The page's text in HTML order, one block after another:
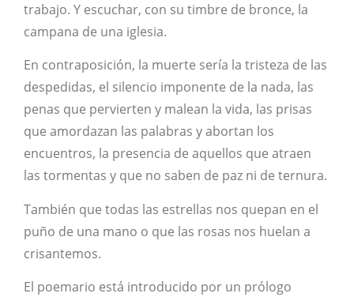
trabajo. Y escuchar, con su timbre de bronce, la
campana de una iglesia.
En contraposición, la muerte sería la tristeza de las
despedidas, el silencio imponente de la nada, las
penas que pervierten y malean la vida, las prisas
que amordazan las palabras y abortan los
encuentros, la presencia de aquellos que atraen
las tormentas y que no saben de paz ni de ternura.
También que todas las estrellas nos quepan en el
puño de una mano o que las rosas nos huelan a
crisantemos.
El poemario está introducido por un prólogo